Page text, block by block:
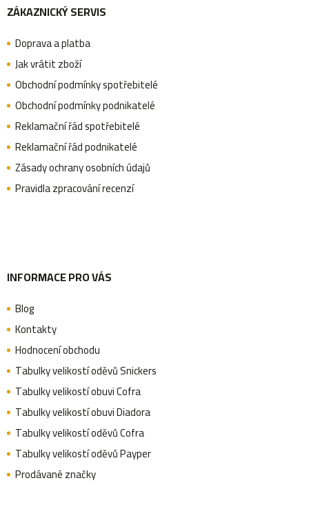
á
p
a
t
ZÁKAZNICKÝ SERVIS
Doprava a platba
Jak vrátit zboží
Obchodní podmínky spotřebitelé
Obchodní podmínky podnikatelé
Reklamační řád spotřebitelé
Reklamační řád podnikatelé
Zásady ochrany osobních údajů
Pravidla zpracování recenzí
INFORMACE PRO VÁS
Blog
Kontakty
Hodnocení obchodu
Tabulky velikostí oděvů Snickers
Tabulky velikostí obuvi Cofra
Tabulky velikostí obuvi Diadora
Tabulky velikostí oděvů Cofra
Tabulky velikostí oděvů Payper
Prodávané značky